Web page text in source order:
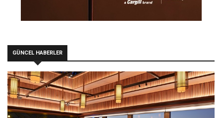
GÜNCEL HABERLER